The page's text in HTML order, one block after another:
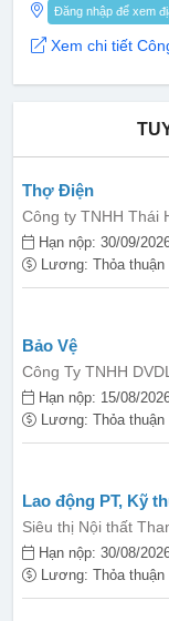
Đăng nhập để xem
Xem chi tiết
Thợ Điện
Công ty TNHH Thái
Hạn nộp: 30/09/
Lương: Thỏa thuận
Bảo Vệ
Công Ty TNHH
Hạn nộp: 15/08/
Lương: Thỏa thuận
Lao động PT, Kỹ
hàng...
Siêu thị Nội thất
Hạn nộp: 30/08/
Lương: Thỏa thuận